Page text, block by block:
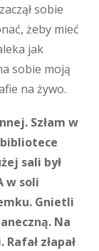
sobie
żeby mieć
jak
sobie moją
na żywo.
Szłam w
sali był
w soli
Gnietli
Na
złapał